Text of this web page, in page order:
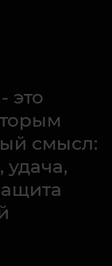
это
смысл: